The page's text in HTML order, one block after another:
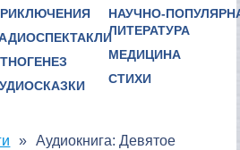
НАУЧНО-
ЛИТЕРАТУРА
МЕДИЦИНА
СТИХИ
Аудиокнига: Девятое